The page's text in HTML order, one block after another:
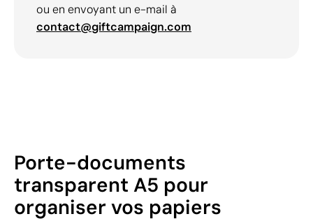
ou en envoyant un e-mail à
contact@giftcampaign.com
Porte-documents
transparent A5 pour
organiser vos papiers